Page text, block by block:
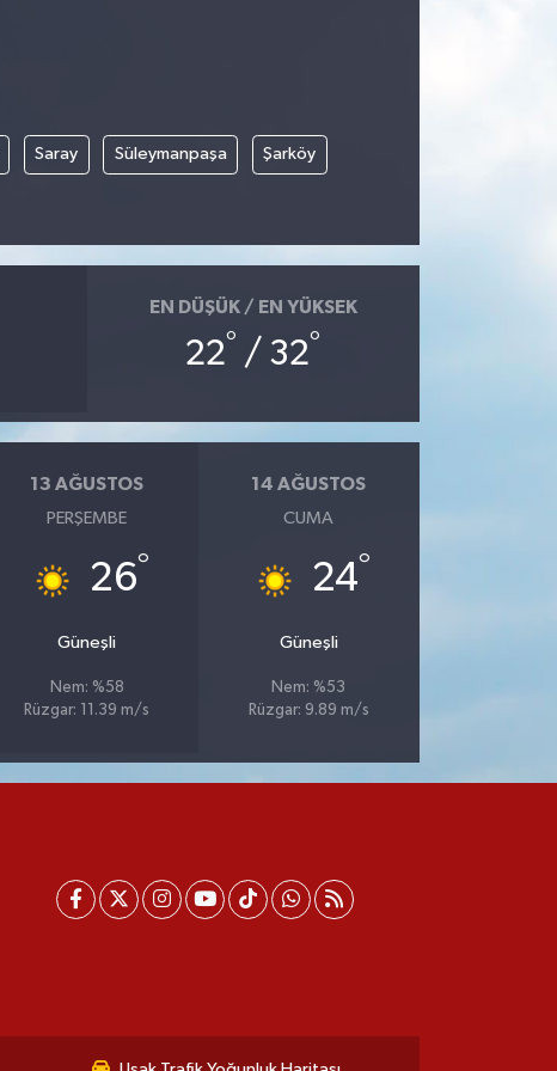
Saray Süleymanpaşa Şarköy
EN DÜŞÜK / EN YÜKSEK
22° / 32°
13 AĞUSTOS
PERŞEMBE
26°
Güneşli
Nem: %58
Rüzgar: 11.39 m/s
14 AĞUSTOS
CUMA
24°
Güneşli
Nem: %53
Rüzgar: 9.89 m/s